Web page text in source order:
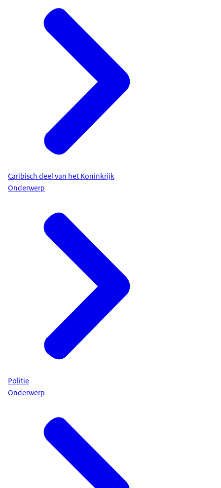
Caribisch deel van het Koninkrijk
Onderwerp
Politie
Onderwerp